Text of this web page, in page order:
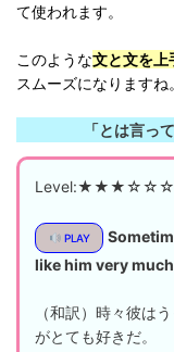
て使われます。
このような文と文を上
スムーズになりますね。
「とは言っ
PLAY
like him very
（和訳）時々彼は
がとても好きだ。